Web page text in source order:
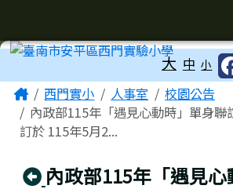
工具列 大 中 小
主內容區域
Home西門實小 人事室
校園公告
內政部115年「遇見心動時」單身聯
訂於 115年5月2...
回上頁
內政部115年「遇見
頁尾區域